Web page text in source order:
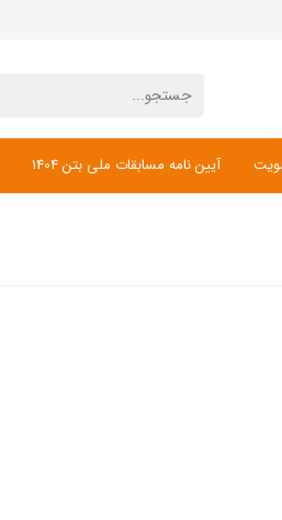
آیین نامه مسابقات ملی بتن 1404